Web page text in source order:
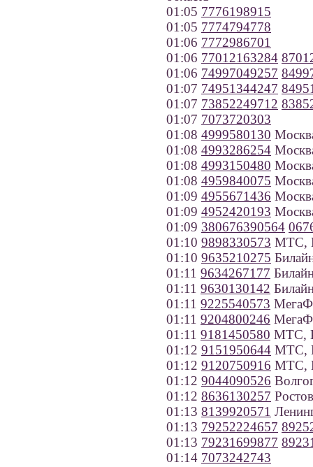
01:05 7776198915
01:05 7774794778
01:06 7772986701
01:06 77012163284
01:06 74997049257
01:07 74951344247
01:07 73852249712
01:07 7073720303
01:08 4999580130
01:08 4993286254
01:08 4993150480
01:08 4959840075
01:09 4955671436
01:09 4952420193
01:09 380676390564
01:10 9898330573 МТС,
01:10 9635210275
01:11 9634267177
01:11 9630130142
01:11 9225540573
01:11 9204800246
01:11 9181450580 МТС,
01:12 9151950644 МТС,
01:12 9120750916 МТС,
01:12 9044090526
01:12 8636130257
01:13 8139920571
01:13 79252224657
01:13 79231699877
01:14 7073242743